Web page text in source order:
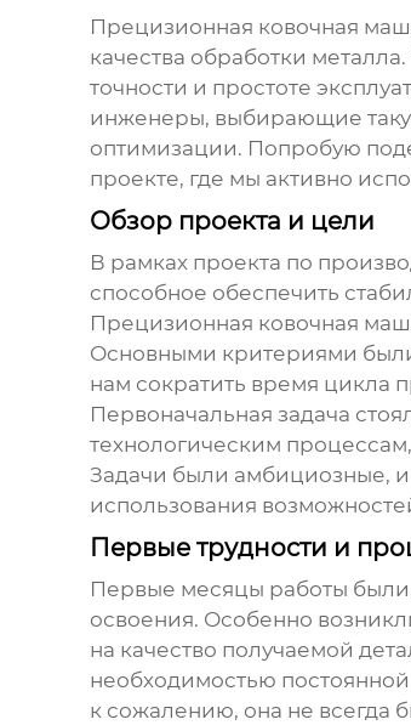
Прецизионная ковочная
качества обработки
точности и простоте
инженеры, выбирающие
оптимизации. Попробую
проекте, где мы активно
Обзор проекта и цели
В рамках проекта по
способное обеспечить
Прецизионная ковочная
Основными критериями
нам сократить время цикла
Первоначальная задача
технологическим
Задачи были амбициозные, и
использования
Первые трудности и
Первые месяцы работы
освоения. Особенно
на качество получаемой
необходимостью
к сожалению, она не всегда